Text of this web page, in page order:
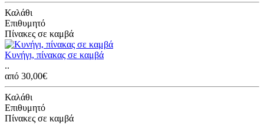
Καλάθι
Επιθυμητό
Πίνακες σε καμβά
Κυνήγι, πίνακας σε καμβά
..
από 30,00€
Καλάθι
Επιθυμητό
Πίνακες σε καμβά